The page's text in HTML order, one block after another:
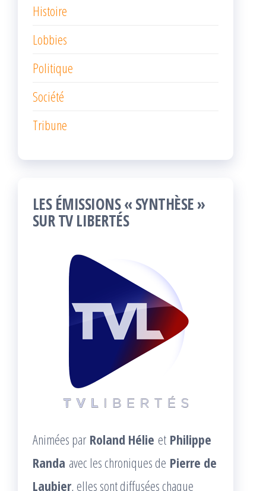
Histoire
Lobbies
Politique
Société
Tribune
LES ÉMISSIONS « SYNTHÈSE »
SUR TV LIBERTÉS
Animées par Roland Hélie et Philippe
Randa avec les chroniques de Pierre de
Laubier, elles sont diffusées chaque